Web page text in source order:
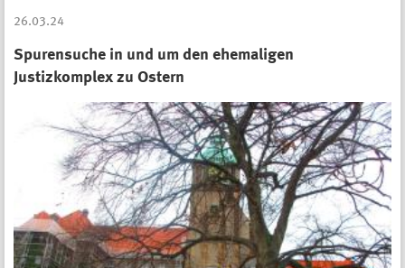
26.03.24
Spurensuche in und um den ehemaligen
Justizkomplex zu Ostern